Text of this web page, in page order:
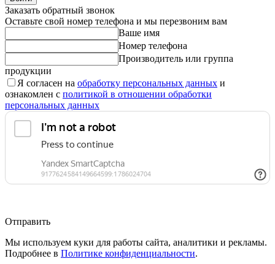
Заказать обратный звонок
Оставьте свой номер телефона и мы перезвоним вам
Ваше имя
Номер телефона
Производитель или группа
продукции
Я согласен на обработку персональных данных и
ознакомлен с политикой в отношении обработки
персональных данных
Отправить
Мы используем куки для работы сайта, аналитики и рекламы.
Подробнее в Политике конфиденциальности.